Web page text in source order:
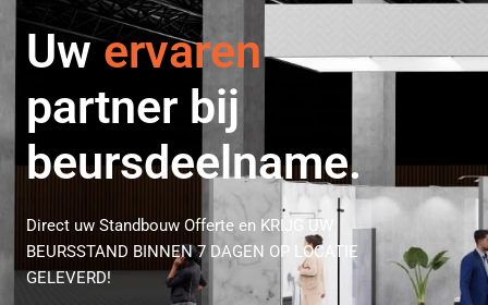
Uwprofessionele
ervaren
partner bij
beursdeelname.
Direct uw Standbouw Offerte en KRIJG UW
BEURSSTAND BINNEN 7 DAGEN OP LOCATIE
GELEVERD!